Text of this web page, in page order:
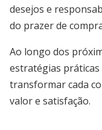
desejos e
do prazer de
Ao longo dos
estratégias
transformar cada
valor e satisfação.